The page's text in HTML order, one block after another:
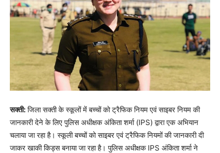
सक्ती:जिला सक्ती के स्कूलों में बच्चों को ट्रैफिक नियम एवं साइबर नियम की
जानकारी देने के लिए पुलिस अधीक्षक अंकिता शर्मा (IPS) द्वारा एक अभियान
चलाया जा रहा है। स्कूली बच्चों को साइबर एवं ट्रैफिक नियमों की जानकारी दी
जाकर खाकी किड्स बनाया जा रहा है। पुलिस अधीक्षक IPS अंकिता शर्मा ने